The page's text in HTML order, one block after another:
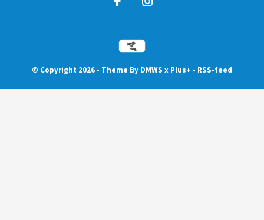
© Copyright 2026 - Theme By DMWS x Plus+ - RSS-feed